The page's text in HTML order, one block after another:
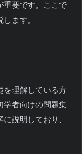
重要です。ここで
ます。
を理解している方
学者向けの問題集
に説明しており、